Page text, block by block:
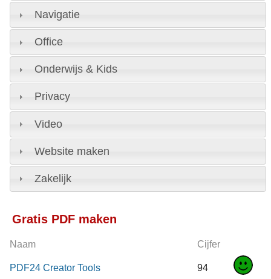
Navigatie
Office
Onderwijs & Kids
Privacy
Video
Website maken
Zakelijk
Gratis PDF maken
Naam Cijfer
PDF24 Creator Tools 94